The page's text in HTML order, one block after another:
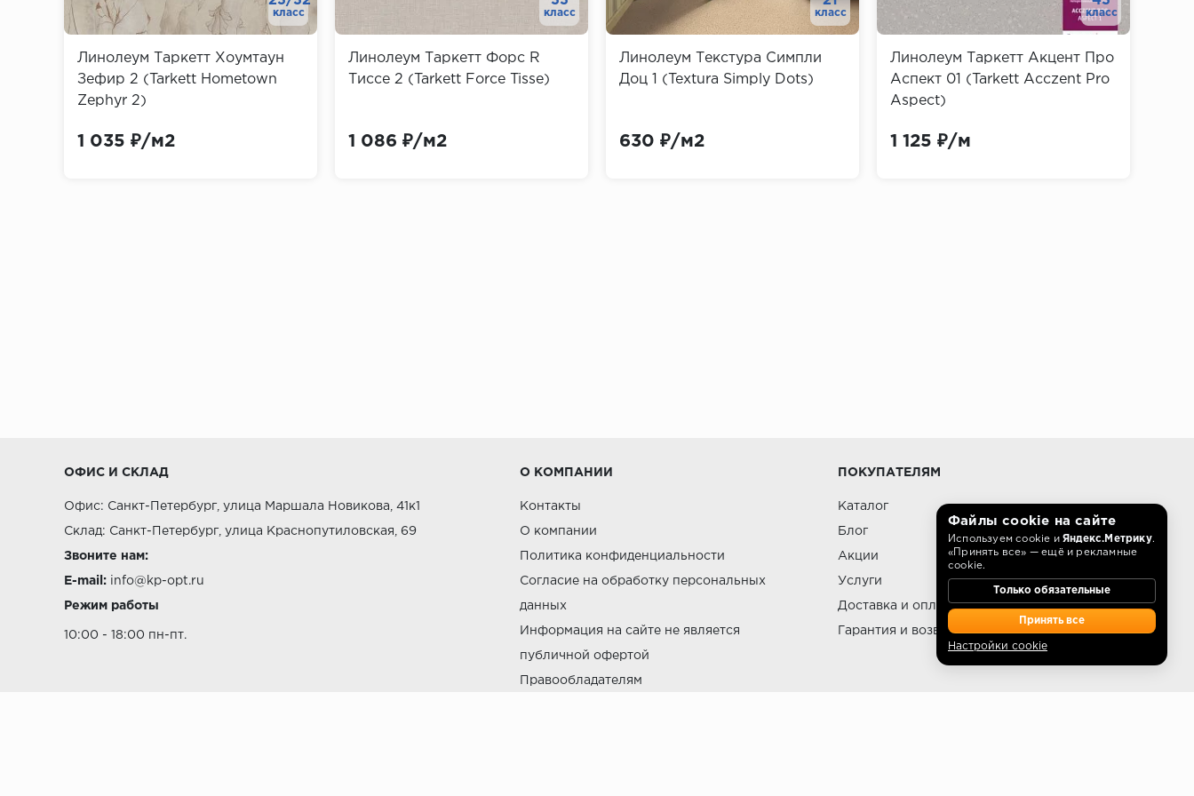
Профили неразборные
Составные из двух частей – внутренней (основа) и наружной (декоративная). В комплект входит кабельный канал, что позволяет
скрыть неровности стен.
По методам декорирования
доступными.
МДФ:
Изготавливаются из опилок, прессуемых под высоким давлением. Популярны благодаря большому ассортименту и доступной цене, но
чувствительны к влаге.
ПВХ:
Самый доступный по цене материал, не впитывающий влагу, что делает его идеальным для помещений с повышенной влажностью.
класс
Линолеум Таркетт Хоумтаун
Зефир 2 (Tarkett Hometown
Zephyr 2)
1 035 ₽/м2
класс
Линолеум Таркетт Форс R
Тиссе 2 (Tarkett Force Tisse)
1 086 ₽/м2
класс
Линолеум Текстура Симпли
Доц 1 (Textura Simply Dots)
630 ₽/м2
класс
Линолеум Таркетт Акцент Про
Аспект 01 (Tarkett Acczent Pro
Aspect)
1 125 ₽/м
ОФИС И СКЛАД
Офис: Санкт-Петербург, улица Маршала Новикова, 41к1
Склад: Санкт-Петербург, улица Краснопутиловская, 69
Звоните нам:
E-mail: info@kp-opt.ru
Режим работы
10:00 - 18:00 пн-пт.
О КОМПАНИИ
Контакты
О компании
Политика конфиденциальности
Согласие на обработку персональных
данных
Информация на сайте не является
публичной офертой
Правообладателям
ПОКУПАТЕЛЯМ
Каталог
Блог
Акции
Услуги
Доставка и оплата
Гарантия и возврат
Файлы cookie на сайте
Используем cookie и Яндекс.Метрику.
«Принять все» — ещё и рекламные
cookie.
Только обязательные
Принять все
Настройки cookie